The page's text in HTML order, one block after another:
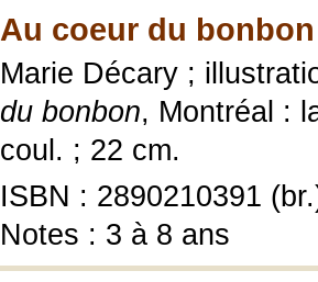
Au coeur du bonbon
Marie Décary ;
du bonbon, Montréal :
coul. ; 22 cm.
ISBN : 2890210391
Notes : 3 à 8 ans